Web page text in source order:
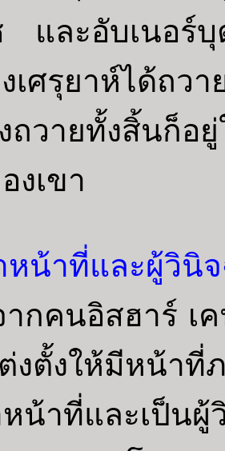
และอับเนอร์บุ
เศรุยาห์ได้ถว
ถวายทั้งสิ้นก็อ
งเขา
หน้าที่และผู้วินิ
ากคนอิสฮาร์ เ
งตั้งให้มีหน้า
หน้าที่และเป็น